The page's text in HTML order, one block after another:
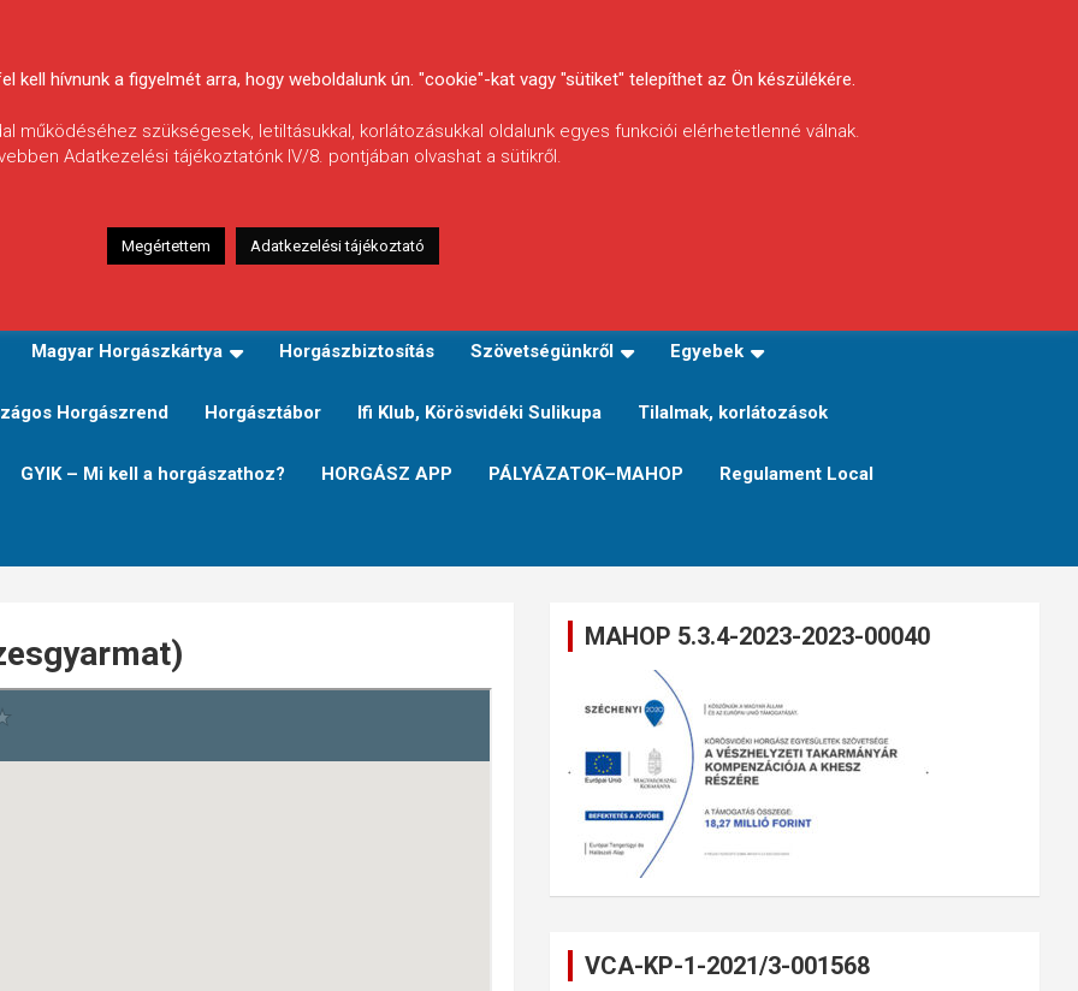
Magyar Horgászkártya Horgászbiztosítás Szövetségünkről Egyebek
Horgászrend Horgásztábor Ifi Klub, Körösvidéki Sulikupa Tilalmak, korlátozások
GYIK – Mi kell a horgászathoz? HORGÁSZ APP PÁLYÁZATOK–MAHOP Regulament Local
MAHOP 5.3.4-2023-2023-00040
VCA-KP-1-2021/3-001568
kell hívnunk a figyelmét arra, hogy weboldalunk ún. "cookie"-kat vagy "sütiket" telepíthet az Ön készülékére.
működéséhez szükségesek, letiltásukkal, korlátozásukkal oldalunk egyes funkciói elérhetetlenné válnak.
Adatkezelési tájékoztatónk IV/8. pontjában olvashat a sütikről.
Megértettem Adatkezelési tájékoztató